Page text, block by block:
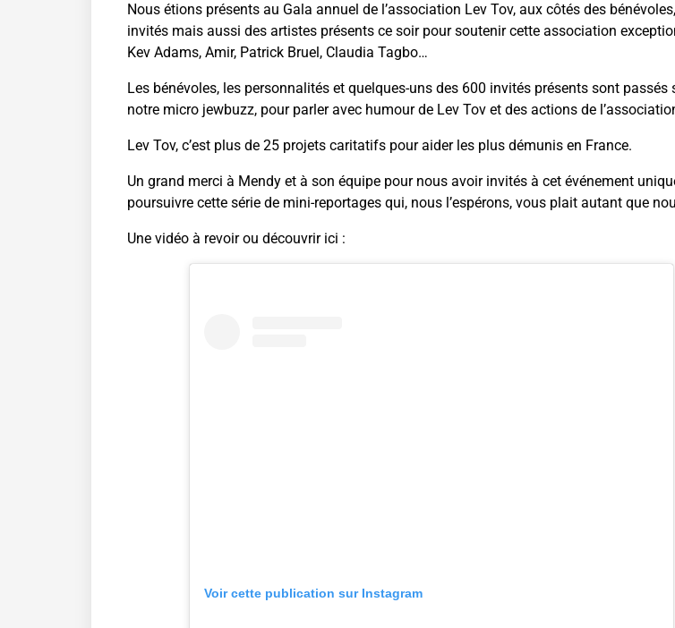
Nous étions présents au Gala annuel de l’association Lev Tov, aux côtés des
invités mais aussi des artistes présents ce soir pour soutenir cette association
Kev Adams, Amir, Patrick Bruel, Claudia Tagbo…
Les bénévoles, les personnalités et quelques-uns des 600 invités présents sont passés
notre micro jewbuzz, pour parler avec humour de Lev Tov et des actions de
Lev Tov, c’est plus de 25 projets caritatifs pour aider les plus démunis en France.
Un grand merci à Mendy et à son équipe pour nous avoir invités à cet événement
poursuivre cette série de mini-reportages qui, nous l’espérons, vous plait autant que
Une vidéo à revoir ou découvrir ici :
Voir cette publication sur Instagram